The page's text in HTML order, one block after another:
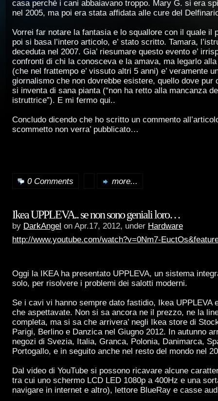
casa perché i cani abbaiavano troppo. Mary G. si era
nel 2005, ma poi era stata affidata alle cure del
Vorrei far notare la fantasia e lo squallore con il quale il
poi si basa l’intero articolo, e’ stato scritto. Tamara,
deceduta nel 2007. Gia’ riesumare questo evento e’
confronti di chi la conosceva e la amava, ma legarlo
(che nel frattempo e’ vissuto altri 5 anni) e’ veramente
giornalismo che non dovrebbe esistere, quello dove pur
si inventa di sana pianta (“non ha retto alla mancanza
istruttrice”). E mi fermo qui..
Concludo dicendo che ho scritto un commento
scommetto non verra’ pubblicato…
0 Comments more...
Ikea UPPLEVA.. se non sono geniali loro…
by DarkAngel on Apr.17, 2012, under Hardware
http://www.youtube.com/watch?v=0Nm7-
Oggi la IKEA ha presentato UPPLEVA, un sistema
solo, per risolvere i problemi dei salotti moderni.
Se i cavi vi hanno sempre dato fastidio, Ikea UPPLEVA
che aspettavate. Non si sa ancora ne il prezzo, ne la
completa, ma si sa che arrivera’ negli Ikea store di
Parigi, Berlino e Danzica nel Giugno 2012. In autunno
negozi di Svezia, Italia, Granca, Polonia, Danimarca,
Portogallo, e in seguito anche nel resto del mondo nel
Dal video di YouTube si possono ricavare alcune
tra cui uno schermo LCD LED 1080p a 400Hz e una
navigare in internet e altro), lettore BlueRay e casse